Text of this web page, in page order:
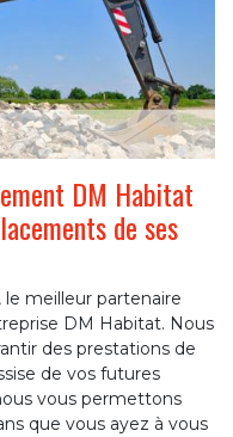
DM Habitat
de ses
le meilleur partenaire
DM Habitat. Nous
des prestations de
de vos futures
vous permettons
que vous ayez à vous